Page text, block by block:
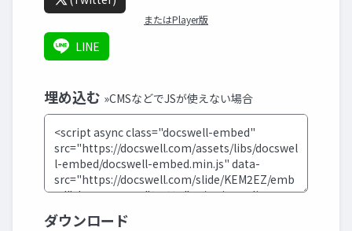
またはPlayer版
LINE
埋め込む »CMSなどでJSが使えない場合
ダウンロード